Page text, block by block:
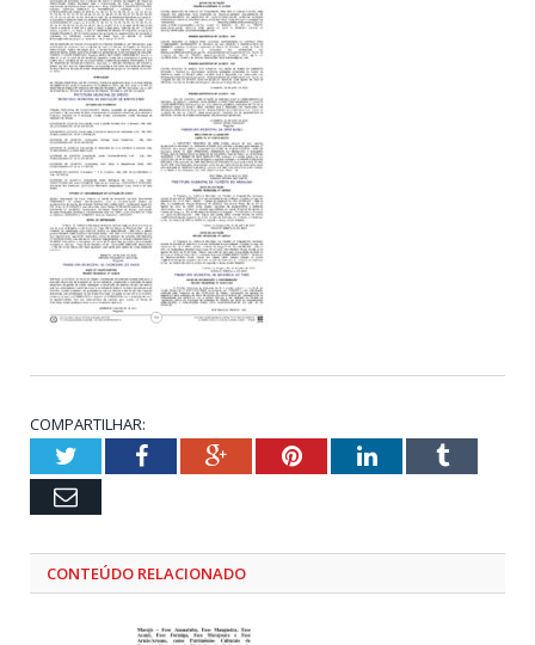
COMPARTILHAR:
TwitterFacebookGoogle+PinterestLinkedInTumblr
Email
CONTEÚDO RELACIONADO